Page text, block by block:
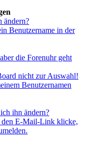
ändern?
Benutzername in der
die Forenuhr geht
nicht zur Auswahl!
Benutzernamen
ihn ändern?
den E-Mail-Link klicke,